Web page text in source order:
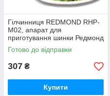
Гілчинниця REDMOND RHP-
M02, апарат для
приготування шинки Редмонд
iC227
Готово до відправки
307 ₴
Купити